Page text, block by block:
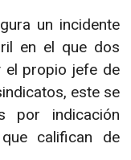
un incidente
en el que dos
el propio jefe de
este se
por indicación
califican de